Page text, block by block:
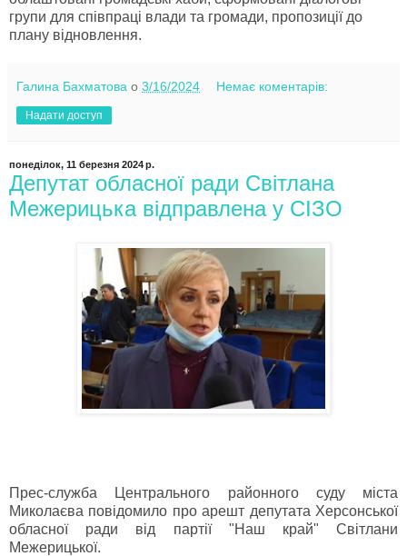
групи для співпраці влади та громади, пропозиції до
плану відновлення.
Галина Бахматова о 3/16/2024 Немає коментарів:
Надати доступ
понеділок, 11 березня 2024 р.
Депутат обласної ради Світлана
Межерицька відправлена у СІЗО
Прес-служба Центрального районного суду міста
Миколаєва повідомило про арешт депутата Херсонської
обласної ради від партії "Наш край" Світлани
Межерицької.